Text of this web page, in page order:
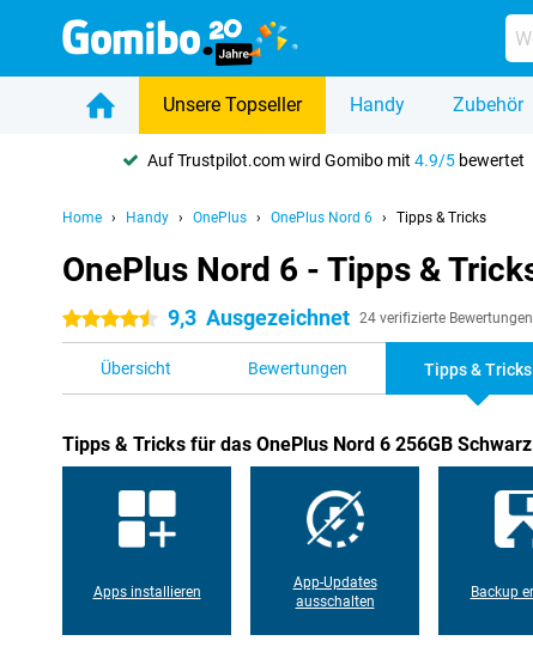
Unsere Topseller Handy Zubehör
Auf Trustpilot.com wird Gomibo mit4.9/5 bewertet
Home Handy OnePlus OnePlus Nord 6 Tipps & Tricks
OnePlus Nord 6 - Tipps &
4.5 Sterne 9,3 Ausgezeichnet 24 verifizierte Bewertungen
Übersicht Bewertungen Tipps & Tricks
Tipps & Tricks für das OnePlus Nord 6 256GB Schwarz
Apps installieren
App-Updates
ausschalten
Backup